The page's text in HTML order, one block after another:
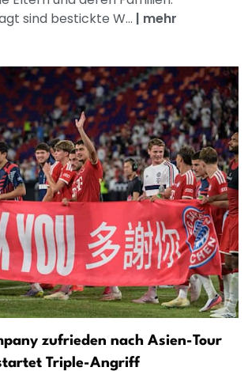
sind bestickte W... | mehr
zufrieden nach Asien-Tour
Triple-Angriff